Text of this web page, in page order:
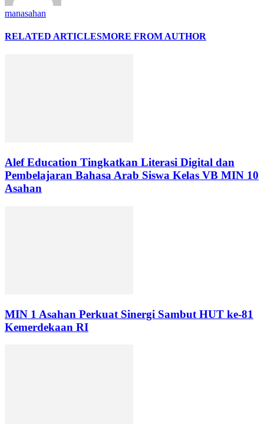
manasahan
RELATED ARTICLESMORE FROM AUTHOR
Alef Education Tingkatkan Literasi Digital dan
Pembelajaran Bahasa Arab Siswa Kelas VB MIN 10
Asahan
MIN 1 Asahan Perkuat Sinergi Sambut HUT ke-81
Kemerdekaan RI